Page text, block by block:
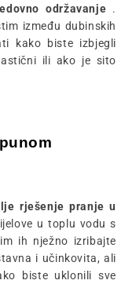
održavanje .
između dubinskih
kako biste izbjegli
ili ako je sito
rješenje pranje u
u toplu vodu s
ih nježno izribajte
i učinkovita, ali
biste uklonili sve